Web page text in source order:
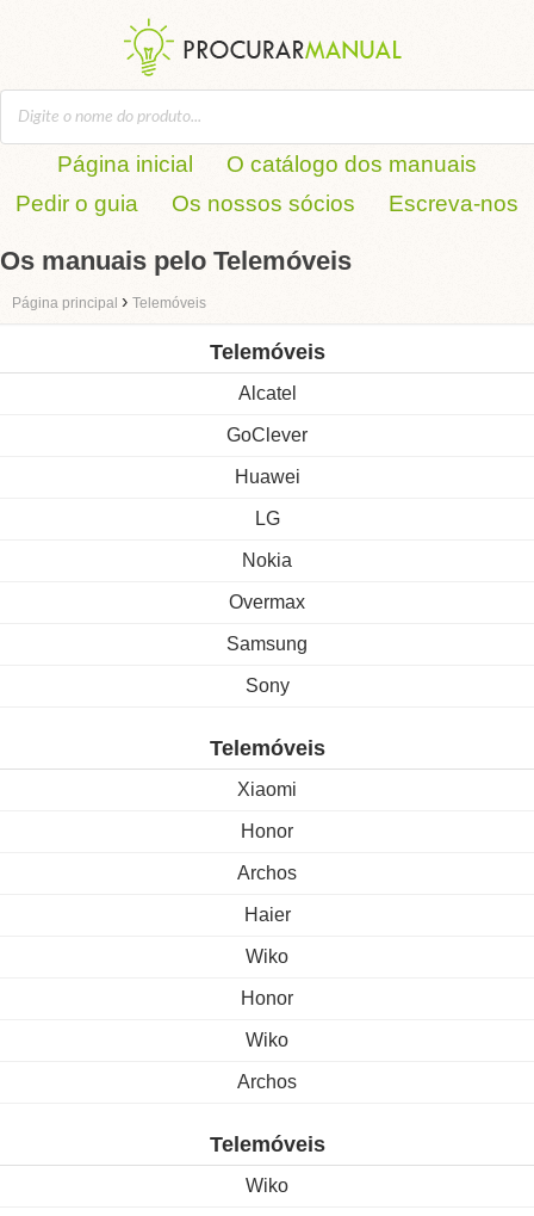
Página inicial
O catálogo dos manuais
Pedir o guia
Os nossos sócios Escreva-nos
Os manuais pelo Telemóveis
Página principal › Telemóveis
Telemóveis
Alcatel
GoClever
Huawei
LG
Nokia
Overmax
Samsung
Sony
Telemóveis
Xiaomi
Honor
Archos
Haier
Wiko
Honor
Wiko
Archos
Telemóveis
Wiko